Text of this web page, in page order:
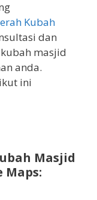
Kubah
dan
masjid
anda.
ini
Masjid
Maps: